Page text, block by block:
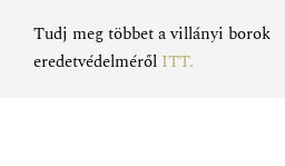
Tudj meg többet a villányi borok
eredetvédelméről ITT.